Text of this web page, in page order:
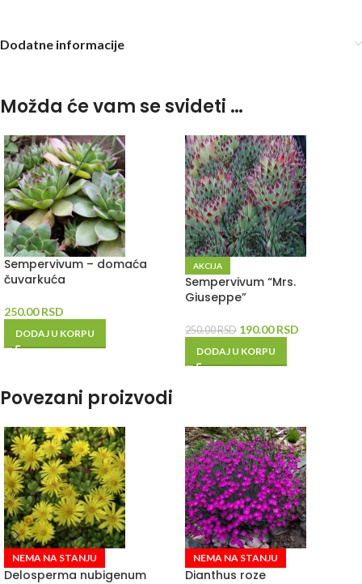
Dodatne informacije
Možda će vam se svideti …
Sempervivum – domaća
čuvarkuća
250.00RSD
DODAJ U KORPU
AKCIJA
Sempervivum “Mrs.
Giuseppe”
250.00RSD 190.00RSD
DODAJ U KORPU
Povezani proizvodi
NEMA NA STANJU
Delosperma nubigenum
NEMA NA STANJU
Dianthus roze